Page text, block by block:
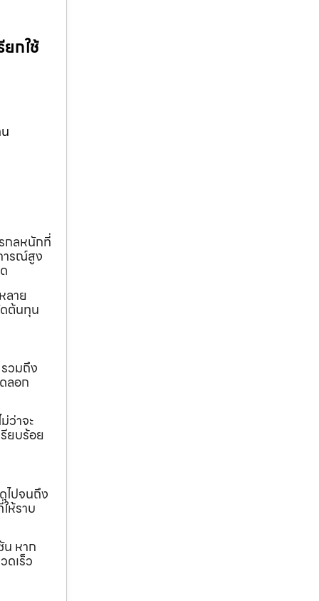
กใช้
กลหนักที่
ารณ์สูง
ลาย
ต้นทุน
วมถึง
ลอก
ว่าจะ
ยบร้อย
ไปจนถึง
ห้ราบ
หาก
ดเร็ว